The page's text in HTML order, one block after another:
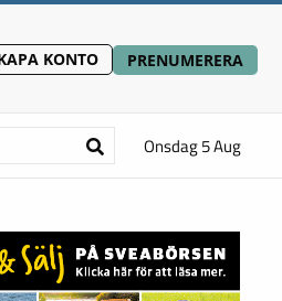
KONTO PRENUMERERA
Onsdag 5 Aug